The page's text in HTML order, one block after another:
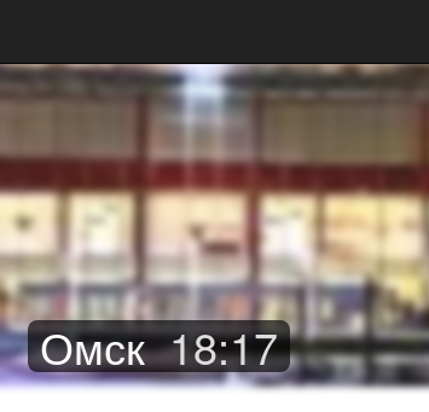
Омск 18:17